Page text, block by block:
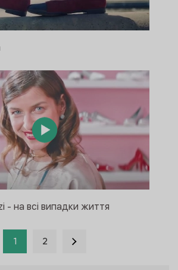
- на всі випадки життя
1 2